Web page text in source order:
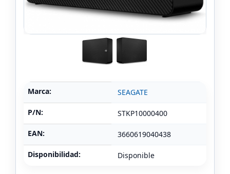
Marca: SEAGATE
P/N: STKP10000400
EAN: 3660619040438
Disponibilidad: Disponible